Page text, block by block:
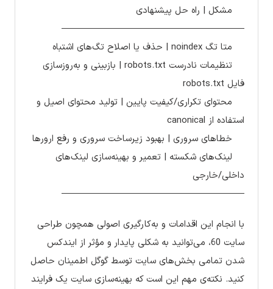
مشکل | راه حل پیشنهادی
————————————————————
متا تگ noindex | حذف یا اصلاح تگ‌های اشتباه
تنظیمات نادرست robots.txt | بازبینی و به‌روزسازی
فایل robots.txt
محتوای تکراری/کیفیت پایین | تولید محتوای اصیل و
استفاده از canonical
خطاهای سروری | بهبود زیرساخت سروری و رفع ارورها
لینک‌های شکسته | تعمیر و بهینه‌سازی لینک‌های
داخلی/خارجی
————————————————————
با انجام این اقدامات و به‌کارگیری اصولی همچون طراحی
سایت 60، می‌توانید به شکلی پایدار و مؤثر از ایندکس
شدن تمامی بخش‌های سایت توسط گوگل اطمینان حاصل
کنید. نکته‌ی مهم این است که بهینه‌سازی سایت یک فرایند